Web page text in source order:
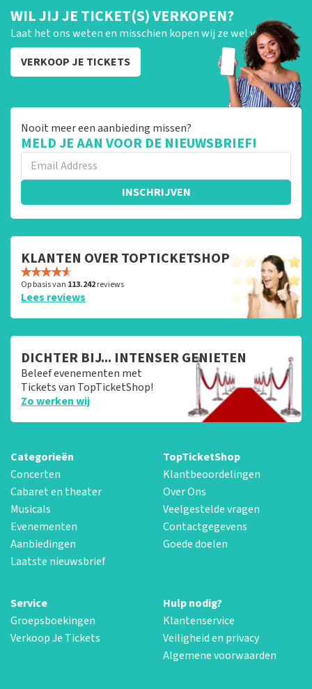
WIL JIJ JE TICKET(S) VERKOPEN?
Laat het ons weten en misschien kopen wij ze wel van je!
VERKOOP JE TICKETS
Nooit meer een aanbieding missen?
MELD JE AAN VOOR DE NIEUWSBRIEF!
INSCHRIJVEN
KLANTEN OVER TOPTICKETSHOP
Op basis van 113.242reviews
Lees reviews
DICHTER BIJ... INTENSER GENIETEN
Beleef evenementen met
Tickets van TopTicketShop!
Zo werken wij
Categorieën
Concerten
Cabaret en theater
Musicals
Evenementen
Aanbiedingen
Laatste nieuwsbrief
TopTicketShop
Klantbeoordelingen
Over Ons
Veelgestelde vragen
Contactgegevens
Goede doelen
Service
Groepsboekingen
Verkoop Je Tickets
Hulp nodig?
Klantenservice
Veiligheid en privacy
Algemene voorwaarden